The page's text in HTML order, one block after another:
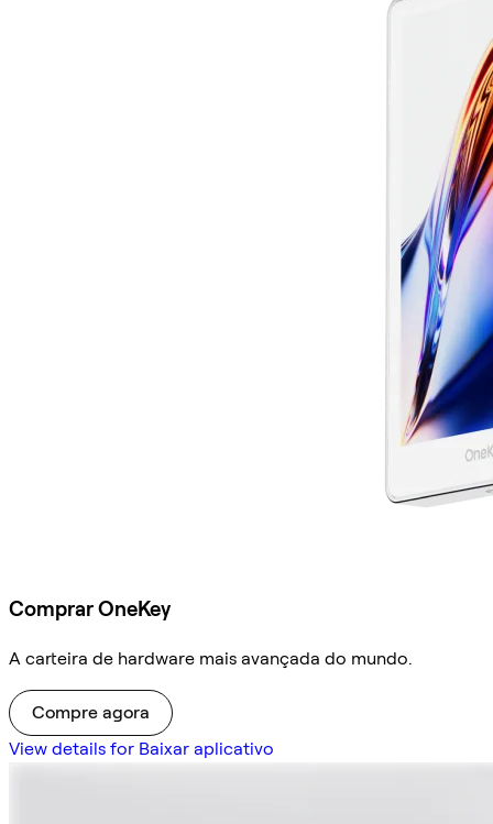
Comprar OneKey
A carteira de hardware mais avançada do mundo.
Compre agora
View details for Baixar aplicativo